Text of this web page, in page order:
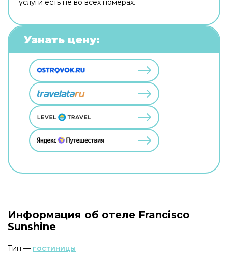
услуги есть не во всех номерах.
Узнать цену:
Информация об отеле Francisco
Sunshine
Тип — гостиницы